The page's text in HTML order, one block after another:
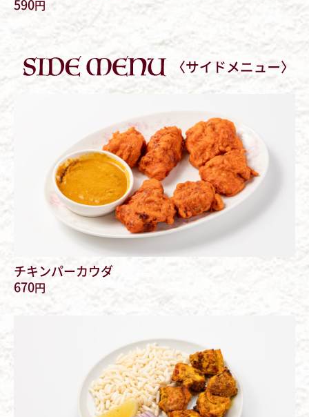
590円
チキンパーカウダ
670円